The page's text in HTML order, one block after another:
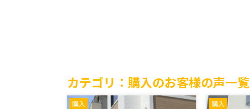
カテゴリ：購入のお客様の声一覧
購入 購入